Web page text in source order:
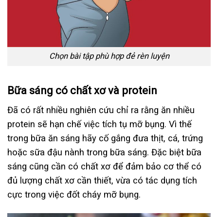
Chọn bài tập phù hợp đẻ rèn luyện
Bữa sáng có chất xơ và protein
Đã có rất nhiều nghiên cứu chỉ ra rằng ăn nhiều
protein sẽ hạn chế việc tích tụ mỡ bụng. Vì thế
trong bữa ăn sáng hãy cố gắng đưa thịt, cá, trứng
hoặc sữa đậu nành trong bữa sáng. Đặc biệt bữa
sáng cũng cần có chất xơ để đảm bảo cơ thể có
đủ lượng chất xơ cần thiết, vừa có tác dụng tích
cực trong việc đốt cháy mỡ bụng.